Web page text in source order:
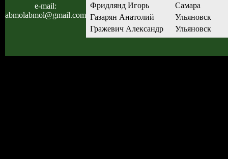
e-mail:
abmolabmol@gmail.com
Фридлянд Игорь
Самара
Газарян Анатолий
Ульяновск
Гражевич Александр
Ульяновск